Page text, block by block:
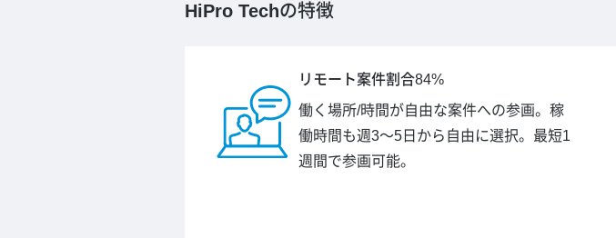
HiPro Techの特徴
リモート案件割合84%
働く場所/時間が自由な案件への参画。稼
働時間も週3～5日から自由に選択。最短1
週間で参画可能。